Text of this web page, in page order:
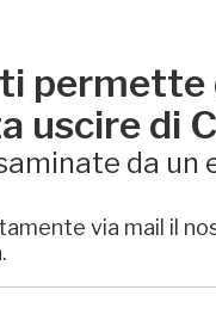
uscire di
da
via mail il